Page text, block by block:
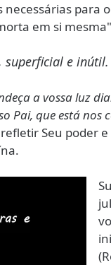
necessárias para
em si
superficial e inútil.
a vossa luz
Pai, que está nos
Seu poder